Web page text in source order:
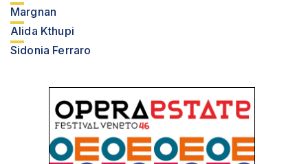
Margnan
Alida Kthupi
Sidonia Ferraro